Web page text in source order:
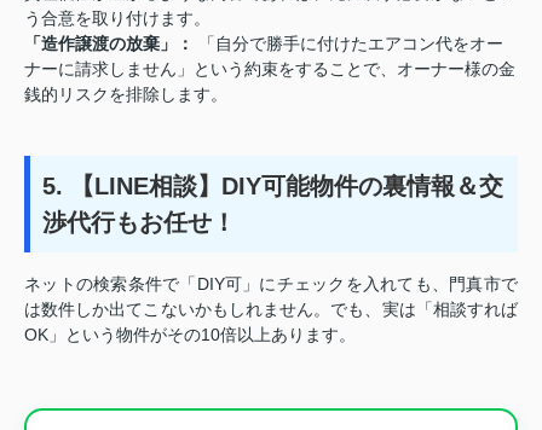
う合意を取り付けます。
「造作譲渡の放棄」：
「自分で勝手に付けたエアコン代をオー
ナーに請求しません」という約束をすることで、オーナー様の金
銭的リスクを排除します。
5. 【LINE相談】DIY可能物件の裏情報＆交
渉代行もお任せ！
ネットの検索条件で「DIY可」にチェックを入れても、門真市で
は数件しか出てこないかもしれません。でも、実は「相談すれば
OK」という物件がその10倍以上あります。